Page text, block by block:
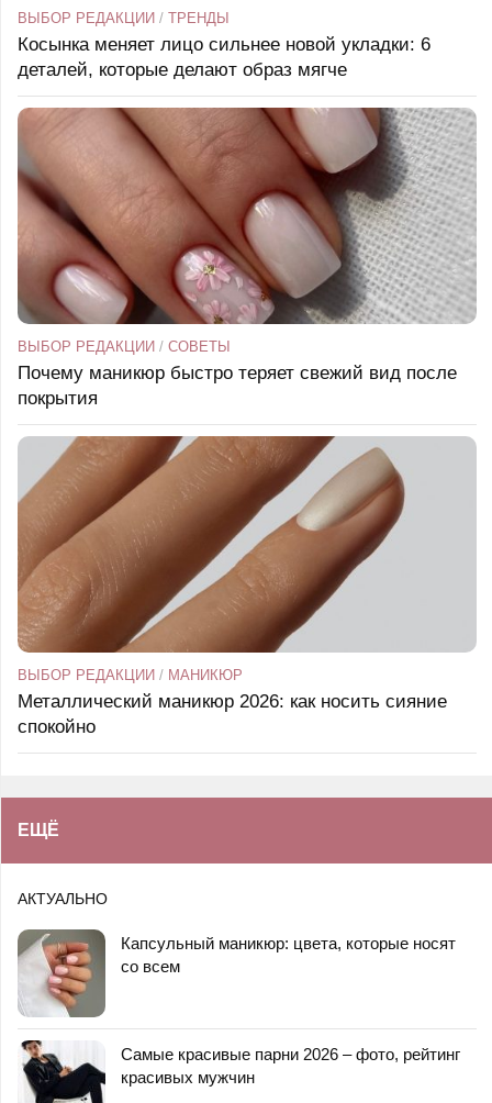
ВЫБОР РЕДАКЦИИ / ТРЕНДЫ
Косынка меняет лицо сильнее новой укладки: 6
деталей, которые делают образ мягче
ВЫБОР РЕДАКЦИИ / СОВЕТЫ
Почему маникюр быстро теряет свежий вид после
покрытия
ВЫБОР РЕДАКЦИИ / МАНИКЮР
Металлический маникюр 2026: как носить сияние
спокойно
ЕЩЁ
АКТУАЛЬНО
Капсульный маникюр: цвета, которые носят
со всем
Самые красивые парни 2026 – фото, рейтинг
красивых мужчин